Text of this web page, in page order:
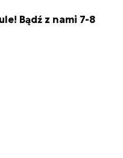
Bądź z nami 7-8